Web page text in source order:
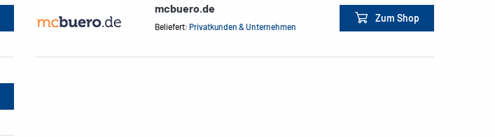
mcbuero.de
Beliefert: Privatkunden & Unternehmen
Zum Shop